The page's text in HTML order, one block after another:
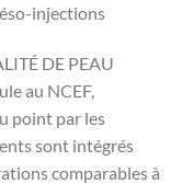
injections
DE PEAU
au NCEF,
point par les
sont intégrés
comparables à